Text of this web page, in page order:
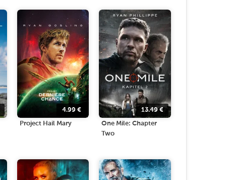
4.99 €
Project Hail Mary
13.49€
One Mile: Chapter
Two